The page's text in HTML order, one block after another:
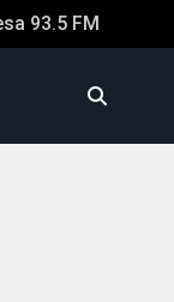
93.5 FM